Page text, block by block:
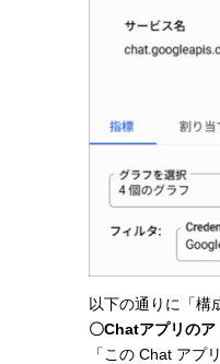
以下の通りに「構
〇Chatアプリのア
「この Chat アプ